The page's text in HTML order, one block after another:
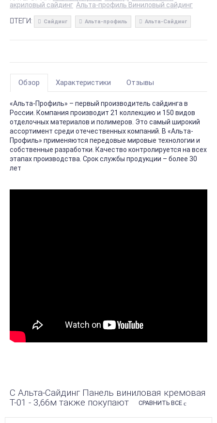
акриловый сайдинг Альта-профиль Виниловый сайдинг
ТЕГИ: Сайдинг Альта-профиль Альта-Сайдинг
Обзор Характеристики Отзывы
«Альта-Профиль» – первый производитель сайдинга в
России. Компания производит 21 коллекцию и 150 видов
отделочных материалов и полимеров. Это самый широкий
ассортимент среди отечественных компаний. В «Альта-
Профиль» применяются передовые мировые технологии и
собственные разработки. Качество контролируется на всех
этапах производства. Срок службы продукции – более 30
лет
С Альта-Сайдинг Панель виниловая кремовая
Т-01 - 3,66м также покупают
СРАВНИТЬ ВСЕ